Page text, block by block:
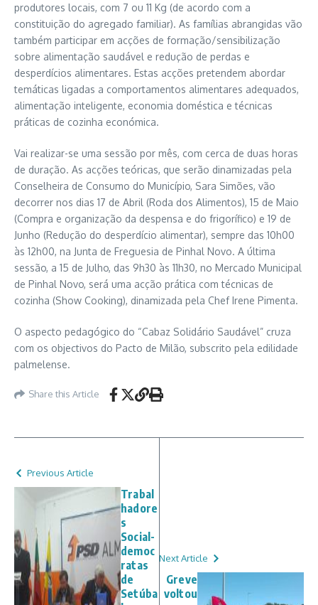
produtores locais, com 7 ou 11 Kg (de acordo com a
constituição do agregado familiar). As famílias abrangidas vão
também participar em acções de formação/sensibilização
sobre alimentação saudável e redução de perdas e
desperdícios alimentares. Estas acções pretendem abordar
temáticas ligadas a comportamentos alimentares adequados,
alimentação inteligente, economia doméstica e técnicas
práticas de cozinha económica.
Vai realizar-se uma sessão por mês, com cerca de duas horas
de duração. As acções teóricas, que serão dinamizadas pela
Conselheira de Consumo do Município, Sara Simões, vão
decorrer nos dias 17 de Abril (Roda dos Alimentos), 15 de Maio
(Compra e organização da despensa e do frigorífico) e 19 de
Junho (Redução do desperdício alimentar), sempre das 10h00
às 12h00, na Junta de Freguesia de Pinhal Novo. A última
sessão, a 15 de Julho, das 9h30 às 11h30, no Mercado Municipal
de Pinhal Novo, será uma acção prática com técnicas de
cozinha (Show Cooking), dinamizada pela Chef Irene Pimenta.
O aspecto pedagógico do “Cabaz Solidário Saudável” cruza
com os objectivos do Pacto de Milão, subscrito pela edilidade
palmelense.
Share this Article
Previous Article
Trabal
hadore
s
Social-
democ
ratas
de
Setúba
Next Article
Greve
voltou